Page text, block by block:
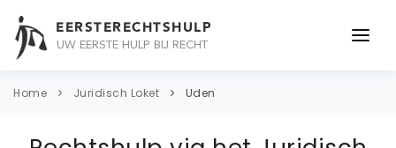
EERSTERECHTSHULP
UW EERSTE HULP BIJ RECHT
ONDERWERPEN
Home Juridisch Loket Uden